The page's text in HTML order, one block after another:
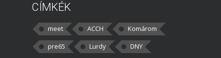
CÍMKÉK
meet ACCH
Komárom
pre65
Lurdy
DNY